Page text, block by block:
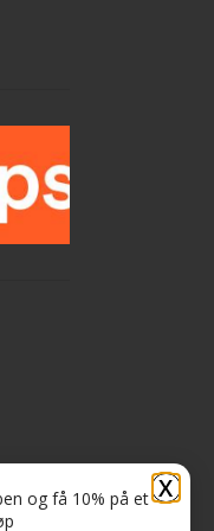
få
at
få
i
X
og få 10% på et